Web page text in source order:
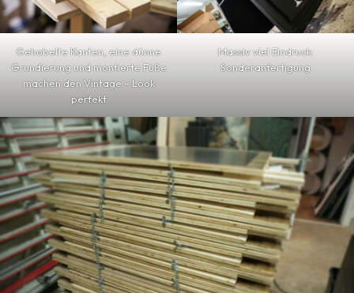
Gehobelte Kanten, eine dünne
Grundierung und montierte Füße
machen den Vintage – Look
perfekt
Massiv viel Eindruck:
Sonderanfertigung